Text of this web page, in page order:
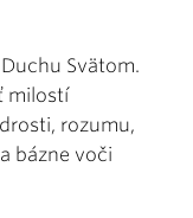
Svätom.
milostí
rozumu,
bázne voči